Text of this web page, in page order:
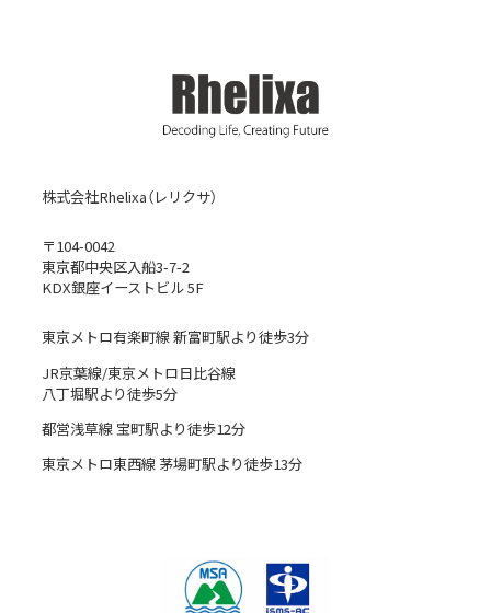
株式会社Rhelixa（レリクサ）
〒104-0042
東京都中央区入船3-7-2
KDX銀座イーストビル 5F
東京メトロ有楽町線 新富町駅より徒歩3分
JR京葉線/東京メトロ日比谷線
八丁堀駅より徒歩5分
都営浅草線 宝町駅より徒歩12分
東京メトロ東西線 茅場町駅より徒歩13分